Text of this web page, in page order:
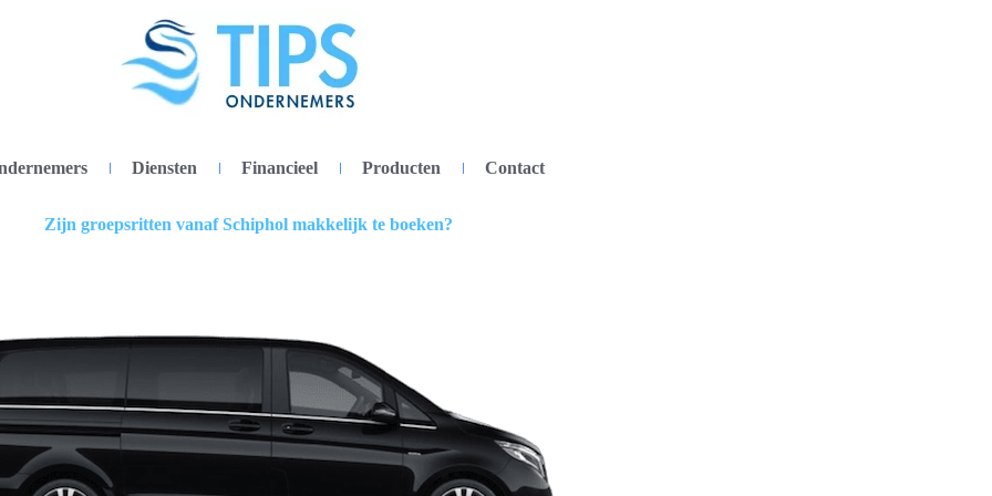
Diensten Financieel Producten Contact
Zijn groepsritten vanaf Schiphol makkelijk te boeken?